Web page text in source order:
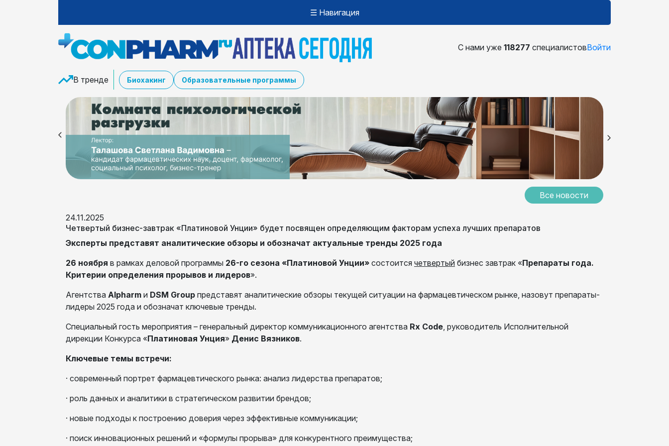
☰ Навигация
С нами уже 118277 специалистовВойти
В тренде Биохакинг Образовательные программы
Все новости
24.11.2025
Четвертый бизнес-завтрак «Платиновой Унции» будет посвящен определяющим факторам успеха лучших препаратов
Эксперты представят аналитические обзоры и обозначат актуальные тренды 2025 года
26 ноября в рамках деловой программы 26-го сезона «Платиновой Унции» состоится четвертый бизнес завтрак «Препараты года.
Критерии определения прорывов и лидеров».
Агентства Alpharm и DSM Group представят аналитические обзоры текущей ситуации на фармацевтическом рынке, назовут препараты-
лидеры 2025 года и обозначат ключевые тренды.
Специальный гость мероприятия – генеральный директор коммуникационного агентства Rx Code, руководитель Исполнительной
дирекции Конкурса «Платиновая Унция» Денис Вязников.
Ключевые темы встречи:
· современный портрет фармацевтического рынка: анализ лидерства препаратов;
· роль данных и аналитики в стратегическом развитии брендов;
· новые подходы к построению доверия через эффективные коммуникации;
· поиск инновационных решений и «формулы прорыва» для конкурентного преимущества;